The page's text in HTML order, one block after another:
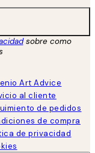
sobre como
Art Advice
al cliente
de pedidos
de compra
de privacidad